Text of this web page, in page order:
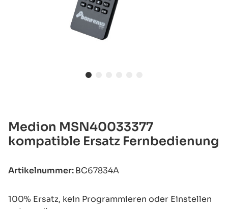
Medion MSN40033377
kompatible Ersatz Fernbedienung
Artikelnummer:BC67834A
100% Ersatz, kein Programmieren oder Einstellen